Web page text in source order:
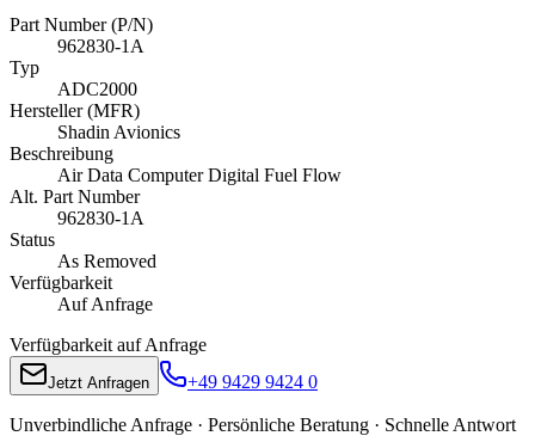
Part Number (P/N)
962830-1A
Typ
ADC2000
Hersteller (MFR)
Shadin Avionics
Beschreibung
Air Data Computer Digital Fuel Flow
Alt. Part Number
962830-1A
Status
As Removed
Verfügbarkeit
Auf Anfrage
Verfügbarkeit auf Anfrage
Jetzt Anfragen +49 9429 9424 0
Unverbindliche Anfrage · Persönliche Beratung · Schnelle Antwort